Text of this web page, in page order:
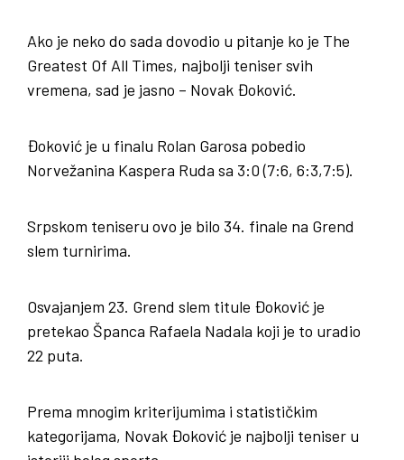
Ako je neko do sada dovodio u pitanje ko je The
Greatest Of All Times, najbolji teniser svih
vremena, sad je jasno – Novak Đoković.
Đoković je u finalu Rolan Garosa pobedio
Norvežanina Kaspera Ruda sa 3:0 (7:6, 6:3,7:5).
Srpskom teniseru ovo je bilo 34. finale na Grend
slem turnirima.
Osvajanjem 23. Grend slem titule Đoković je
pretekao Španca Rafaela Nadala koji je to uradio
22 puta.
Prema mnogim kriterijumima i statističkim
kategorijama, Novak Đoković je najbolji teniser u